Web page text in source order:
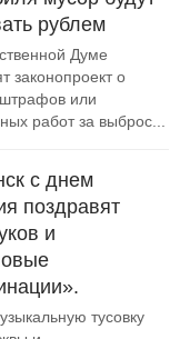
рублем
Думе
законопроект о
или
работ за выброс...
с днем
поздравят
и
тусовку